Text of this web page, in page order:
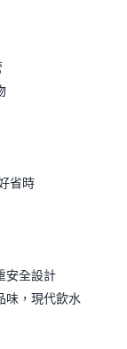
省時
安全設計
味，現代飲水